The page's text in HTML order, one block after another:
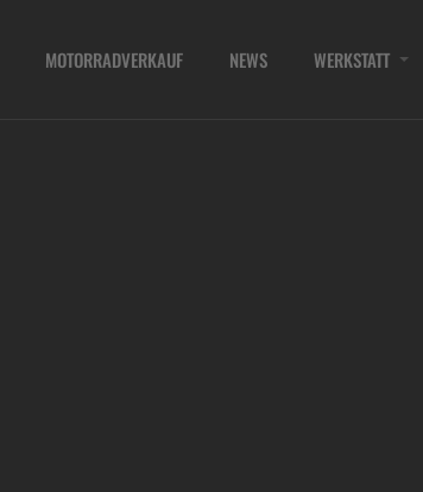
MOTORRADVERKAUF NEWS WERKSTATT